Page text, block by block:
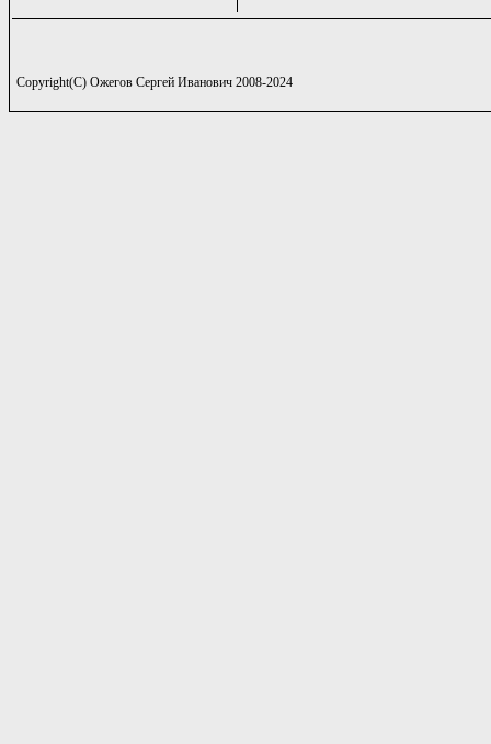
Copyright(C) Ожегов Сергей Иванович 2008-2024